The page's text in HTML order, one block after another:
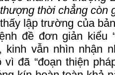
thời chẳng còn
lập trường của
đề đơn giản kiểu
kinh vẫn nhìn nhận
đã “đoạn thiện